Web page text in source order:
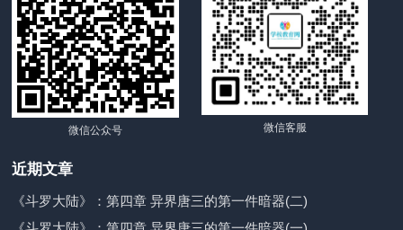
微信公众号 微信客服
近期文章
《斗罗大陆》：第四章 异界唐三的第一件暗器(二)